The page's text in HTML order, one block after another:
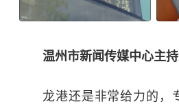
温州市新闻传媒中心主持
龙港还是非常给力的，